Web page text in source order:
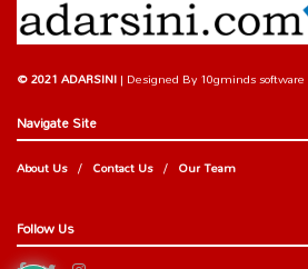
© 2021 ADARSINI| Designed By10gminds
Navigate Site
About Us Contact Us Our Team
Follow Us